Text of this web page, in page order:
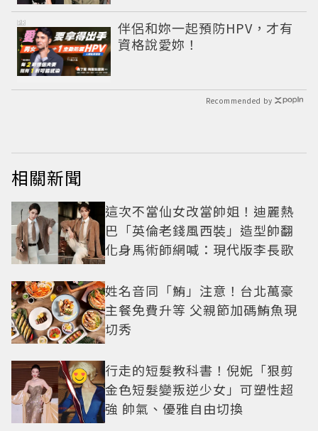
伴侶和妳一起預防HPV，才有
資格說愛妳！
PR
Recommended by
相關新聞
這次不當仙女改當帥姐！迪麗熱
巴「英倫老錢風西裝」造型帥翻
化身馬術師網喊：現代版李長歌
姓名音同「鮪」注意！台北萬豪
主餐免費升等 父親節加碼鮪魚現
切秀
行走的短髮教科書！倪妮「狠剪
金色短髮變叛逆少女」可塑性超
強 帥氣、優雅自由切換